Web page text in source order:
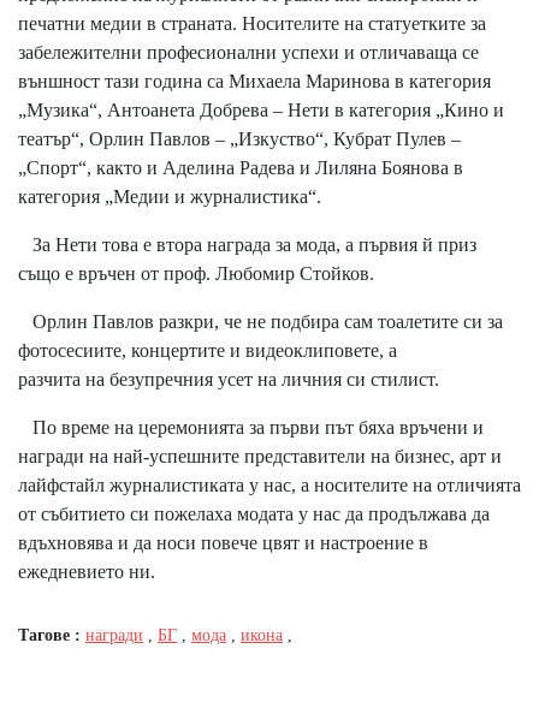
печатни медии в страната. Носителите на статуетките за
забележителни професионални успехи и отличаваща се
външност тази година са Михаела Маринова в категория
„Музика“, Антоанета Добрева – Нети в категория „Кино и
театър“, Орлин Павлов – „Изкуство“, Кубрат Пулев –
„Спорт“, както и Аделина Радева и Лиляна Боянова в
категория „Медии и журналистика“.
За Нети това е втора награда за мода, а първия й приз
също е връчен от проф. Любомир Стойков.
Орлин Павлов разкри, че не подбира сам тоалетите си за
фотосесиите, концертите и видеоклиповете, а
разчита на безупречния усет на личния си стилист.
По време на церемонията за първи път бяха връчени и
награди на най-успешните представители на бизнес, арт и
лайфстайл журналистиката у нас, а носителите на отличията
от събитието си пожелаха модата у нас да продължава да
вдъхновява и да носи повече цвят и настроение в
ежедневието ни.
Тагове : награди , БГ , мода , икона ,